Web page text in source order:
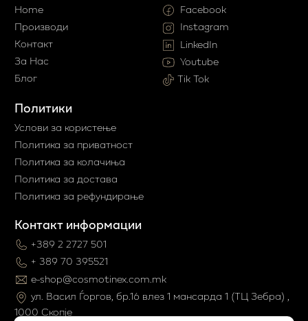
Home
Производи
Контакт
За Нас
Блог
Политики
Услови за користење
Политика за приватност
Политика за колачиња
Политика за достава
Политика за рефундирање
Контакт информации
+389 2 2727 501
+ 389 70 395521
e-shop@cosmotinex.com.mk
ул. Васил Ѓоргов, бр.16 влез 1 мaнсарда 1 (ТЦ Зебра) ,
1000 Скопје
Facebook
Instagram
LinkedIn
Youtube
Tik Tok